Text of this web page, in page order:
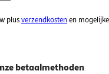
plusverzendkostenen
betaalmethoden